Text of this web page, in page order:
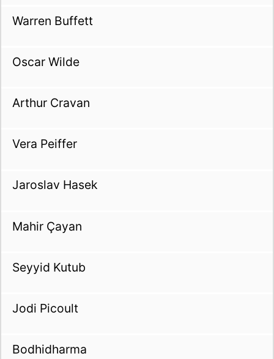
Warren Buffett
Oscar Wilde
Arthur Cravan
Vera Peiffer
Jaroslav Hasek
Mahir Çayan
Seyyid Kutub
Jodi Picoult
Bodhidharma